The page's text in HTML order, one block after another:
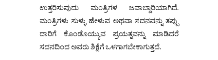
ಉತ್ತರಿಸುವುದು ಮಂತ್ರಿಗಳ ಜವಾಬ್ದಾರಿಯಾಗಿದೆ.
ಮಂತ್ರಿಗಳು ಸುಳ್ಳು ಹೇಳುವ ಅಥವಾ ಸದನವನ್ನು ತಪ್ಪು
ದಾರಿಗೆ ಕೊಂಡೊಯ್ಯುವ ಪ್ರಯತ್ನವನ್ನು ಮಾಡಿದರೆ
ಸದನದಿಂದ ಅವರು ಶಿಕ್ಷೆಗೆ ಒಳಗಾಗಬೇಕಾಗುತ್ತದೆ.